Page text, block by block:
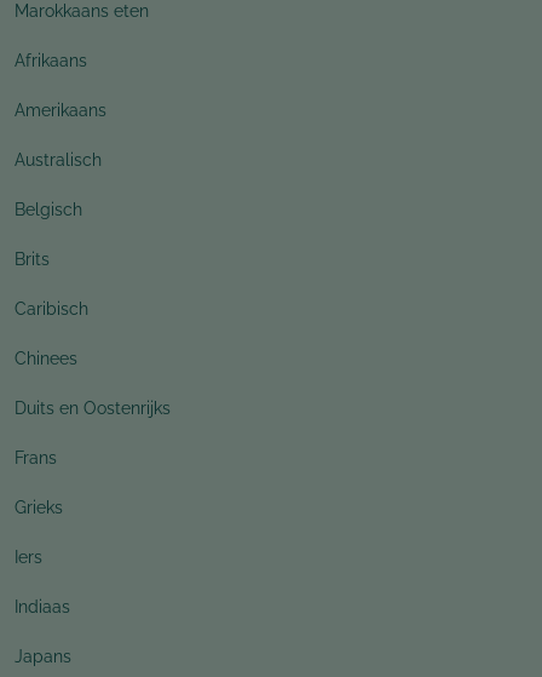
Marokkaans eten
Afrikaans
Amerikaans
Australisch
Belgisch
Brits
Caribisch
Chinees
Duits en Oostenrijks
Frans
Grieks
Iers
Indiaas
Japans